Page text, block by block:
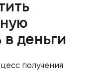
в деньги
получения